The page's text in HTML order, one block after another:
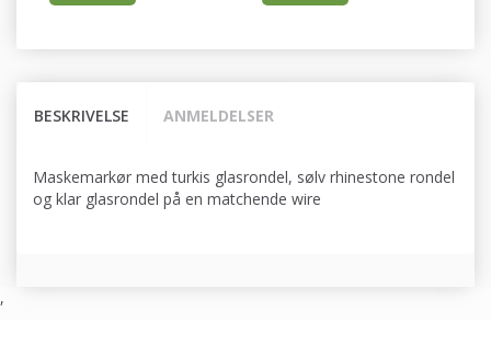
BESKRIVELSE ANMELDELSER
Maskemarkør med turkis glasrondel, sølv rhinestone rondel
og klar glasrondel på en matchende wire
,